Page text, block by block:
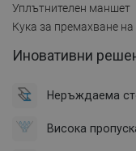
Уплътнителен маншет
Кука за премахване на
Иновативни
Неръждаема
Висока